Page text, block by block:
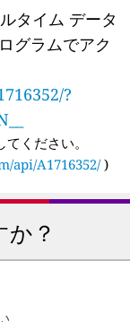
タイム データ
グラムでアク
?
ください。
api/A1716352/)
？